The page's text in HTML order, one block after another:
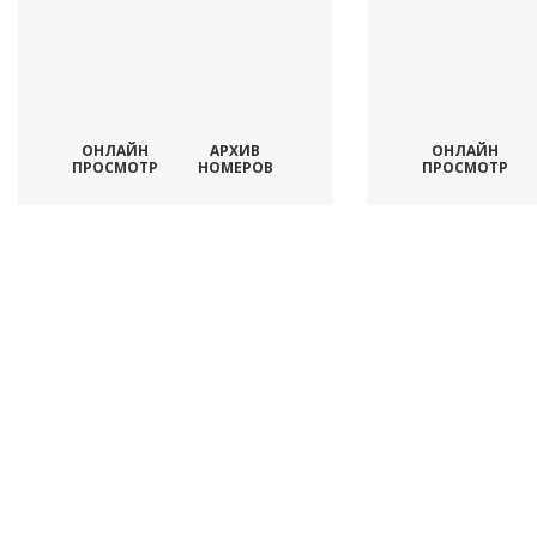
ОНЛАЙН
ПРОСМОТР
АРХИВ
НОМЕРОВ
ОНЛАЙН
ПРОСМОТР